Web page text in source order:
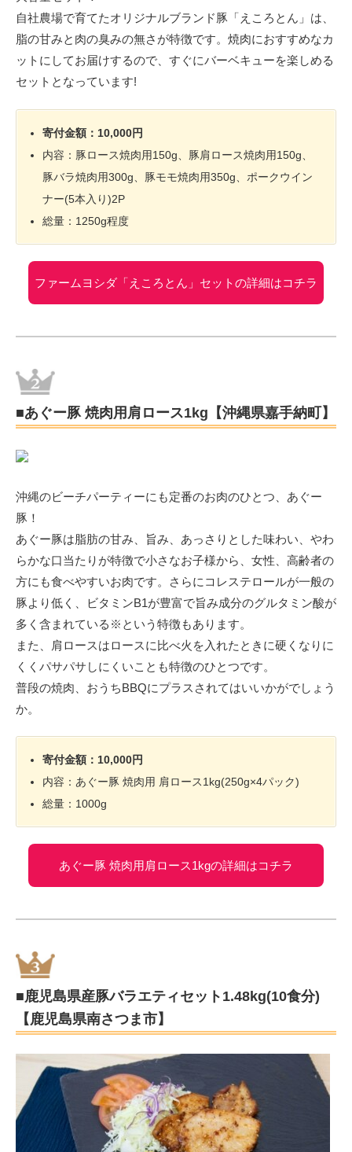
自社農場で育てたオリジナルブランド豚「えころとん」は、
脂の甘みと肉の臭みの無さが特徴です。焼肉におすすめなカ
ットにしてお届けするので、すぐにバーベキューを楽しめる
セットとなっています!
寄付金額：10,000円
内容：豚ロース焼肉用150g、豚肩ロース焼肉用150g、
豚バラ焼肉用300g、豚モモ焼肉用350g、ポークウイン
ナー(5本入り)2P
総量：1250g程度
ファームヨシダ「えころとん」セットの詳細はコチラ
■あぐー豚 焼肉用肩ロース1kg【沖縄県嘉手納町】
沖縄のビーチパーティーにも定番のお肉のひとつ、あぐー
豚！
あぐー豚は脂肪の甘み、旨み、あっさりとした味わい、やわ
らかな口当たりが特徴で小さなお子様から、女性、高齢者の
方にも食べやすいお肉です。さらにコレステロールが一般の
豚より低く、ビタミンB1が豊富で旨み成分のグルタミン酸が
多く含まれている※という特徴もあります。
また、肩ロースはロースに比べ火を入れたときに硬くなりに
くくパサパサしにくいことも特徴のひとつです。
普段の焼肉、おうちBBQにプラスされてはいいかがでしょう
か。
寄付金額：10,000円
内容：あぐー豚 焼肉用 肩ロース1kg(250g×4パック)
総量：1000g
あぐー豚 焼肉用肩ロース1kgの詳細はコチラ
■鹿児島県産豚バラエティセット1.48kg(10食分)
【鹿児島県南さつま市】